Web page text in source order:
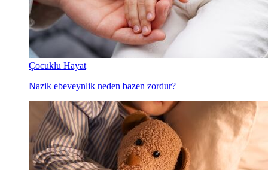
Çocuklu Hayat
Nazik ebeveynlik neden bazen zordur?